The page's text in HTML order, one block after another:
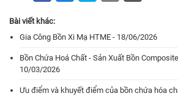
Bài viết khác:
Gia Công Bồn Xi Mạ HTME - 18/06/2026
Bồn Chứa Hoá Chất - Sản Xuất Bồn
10/03/2026
Ưu điểm và khuyết điểm của bồn chứa hóa